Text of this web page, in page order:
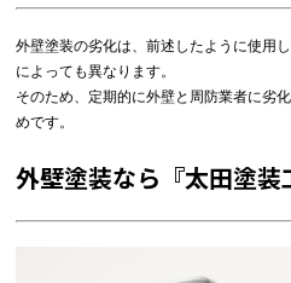
外壁塗装の劣化は、前述したように使用
によっても異なります。
そのため、定期的に外壁と周防業者に劣
めです。
外壁塗装なら『太田塗